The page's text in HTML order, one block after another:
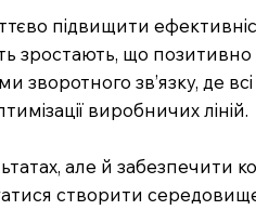
підвищити
зростають, що
зв’язку, де
виробничих ліній.
але й забезпечити
створити